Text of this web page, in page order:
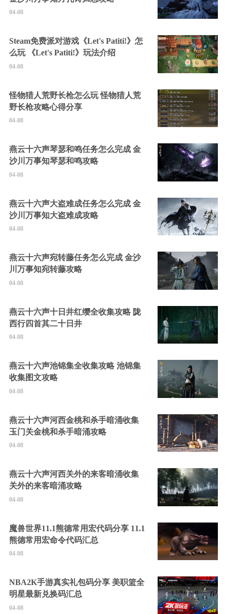
04-08
Steam免费派对游戏《Let's Patiti!》怎
么玩 《Let's Patiti!》玩法介绍
04-08
怪物猎人荒野长枪怎么玩 怪物猎人荒
野长枪攻略心得分享
04-08
燕云十六声琴瑟和鸣任务怎么完成 金
沙川万事知琴瑟和鸣攻略
04-08
燕云十六声大盗难成任务怎么完成 金
沙川万事知大盗难成攻略
04-08
燕云十六声宛转藤任务怎么完成 金沙
川万事知宛转藤攻略
04-08
燕云十六声十日井红缨全收集攻略 陇
西行四首其二十日井
04-08
燕云十六声池锦集全收集攻略 池锦集
收集图文攻略
04-08
燕云十六声河西金桃和杀手暗涌收集
玉门关金桃和杀手暗涌攻略
04-08
燕云十六声河西关外的来客暗涌收集
关外的来客暗涌攻略
04-08
魔兽世界11.1熊德常用宏代码分享 11.1
熊德常用宏命令代码汇总
04-08
NBA2K手游真实礼包码分享 美职篮全
明星最新兑换码汇总
04-08